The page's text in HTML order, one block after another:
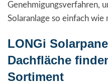
Genehmigungsverfahren,
Solaranlage so einfach wie
LONGi
Dachfläche
Sortiment